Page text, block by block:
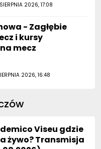
2026, 17:08
- Zagłębie
i kursy
mecz
2026, 16:48
Viseu gdzie
żywo? Transmisja